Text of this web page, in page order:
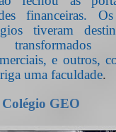
financeiras.
tiveram
e outros,
uma faculdade.
Colégio GEO